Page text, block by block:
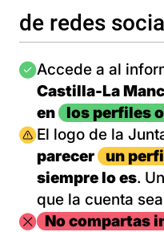
de redes
Imagen
Accede a al
Castilla-La
en
los perfiles
Imagen
El logo de la
parecer
un
siempre lo es.
que la cuenta
ImagenNo compartas